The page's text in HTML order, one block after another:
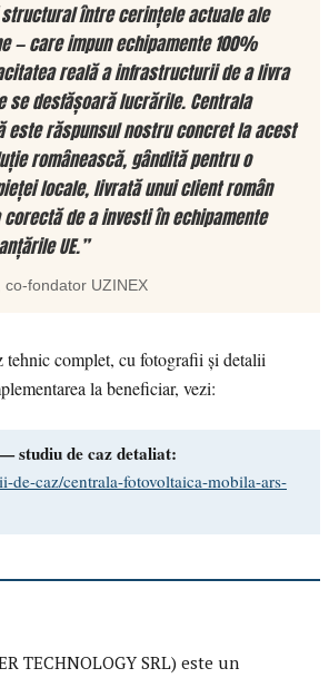
între cerințele actuale ale
— care impun echipamente 100%
reală a infrastructurii de a livra
se desfășoară lucrările. Centrala
este răspunsul nostru concret la acest
românească, gândită pentru o
locale, livrată unui client român
de a investi în echipamente
UE.”
co-fondator UZINEX
tehnic complet, cu fotografii și detalii
la beneficiar, vezi:
studiu de caz detaliat:
de-caz/centrala-fotovoltaica-mobila-ars-
TECHNOLOGY SRL) este un